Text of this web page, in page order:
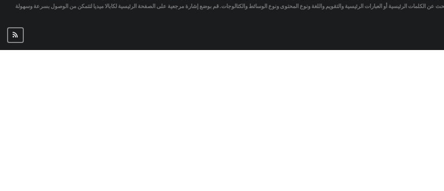
الكلمات الرئيسية أو العبارات الرئيسية والتقويم واللغة ونوع المحتوى ونوع الوسائط والكتالوجات. قم بوضع إشارة مرجعية على الصفحة الرئيسية لكابالا ميديا لتتمكن من الوصول بسرعة وسهولة